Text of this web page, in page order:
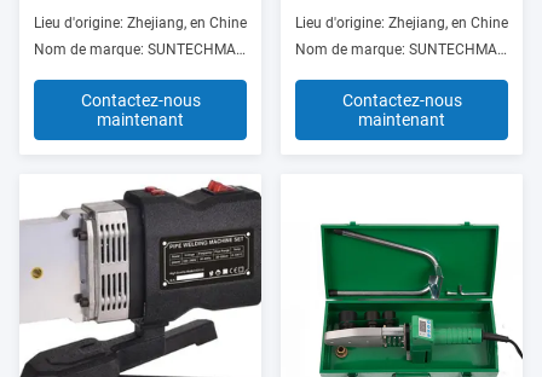
sur 90 mm. tuyau principal
Lieu d'origine: Zhejiang, en Chine
Nom de marque: SUNTECHMACH
Contactez-nous
maintenant
chauffage, soudeur à fusion
à bout 700-1500W
Lieu d'origine: Zhejiang, en Chine
Nom de marque: SUNTECHMACH
Contactez-nous
maintenant